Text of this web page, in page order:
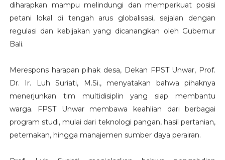
diharapkan mampu melindungi dan memperkuat posisi
petani lokal di tengah arus globalisasi, sejalan dengan
regulasi dan kebijakan yang dicanangkan oleh Gubernur
Bali.
Merespons harapan pihak desa, Dekan FPST Unwar, Prof.
Dr. Ir. Luh Suriati, M.Si., menyatakan bahwa pihaknya
menerjunkan tim multidisiplin yang siap membantu
warga. FPST Unwar membawa keahlian dari berbagai
program studi, mulai dari teknologi pangan, hasil pertanian,
peternakan, hingga manajemen sumber daya perairan.